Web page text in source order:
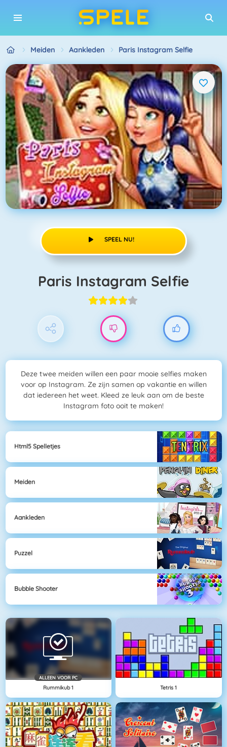
Meiden Aankleden Paris Instagram Selfie
SPEEL NU!
Paris Instagram Selfie
Deze twee meiden willen een paar mooie selfies maken
voor op Instagram. Ze zijn samen op vakantie en willen
dat iedereen het weet. Kleed ze leuk aan om de beste
Instagram foto ooit te maken!
Html5 Spelletjes
Meiden
Aankleden
Puzzel
Bubble Shooter
ALLEEN VOOR PC
Rummikub 1 Tetris 1